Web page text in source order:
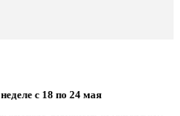
с 18 по 24 мая